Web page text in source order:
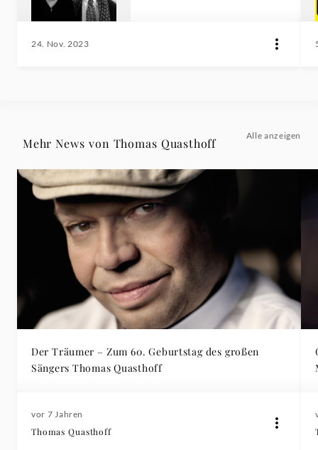
24. Nov. 2023
Mehr News von Thomas Quasthoff
Alle anzeigen
Der Träumer – Zum 60. Geburtstag des großen
Sängers Thomas Quasthoff
vor 7 Jahren
Thomas Quasthoff